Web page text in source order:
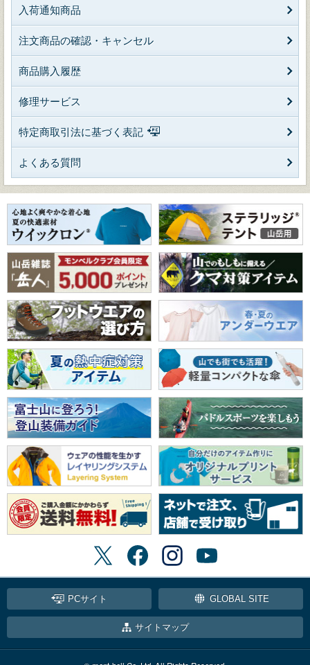
入荷通知商品
注文商品の確認・キャンセル
商品購入履歴
修理サービス
特定商取引法に基づく表記
よくある質問
PCサイト GLOBAL SITE
サイトマップ